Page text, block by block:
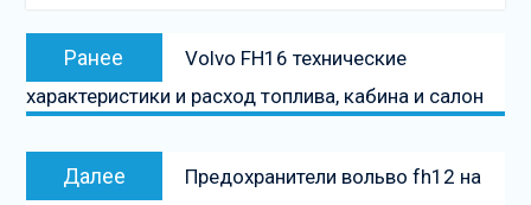
Навигация
записям
Ранее
Предыдущая
Volvo FH16 технические
характеристики и расход топлива, кабина и салон
Далее
Следующая
запись
Предохранители вольво fh12 на